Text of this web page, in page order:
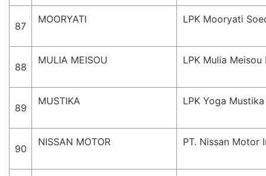
87
MOORYATI LPK Mooryati
88
MULIA MEISOU LPK Mulia Meisou
89
MUSTIKA LPK Yoga
90
NISSAN MOTOR PT. Nissan Motor